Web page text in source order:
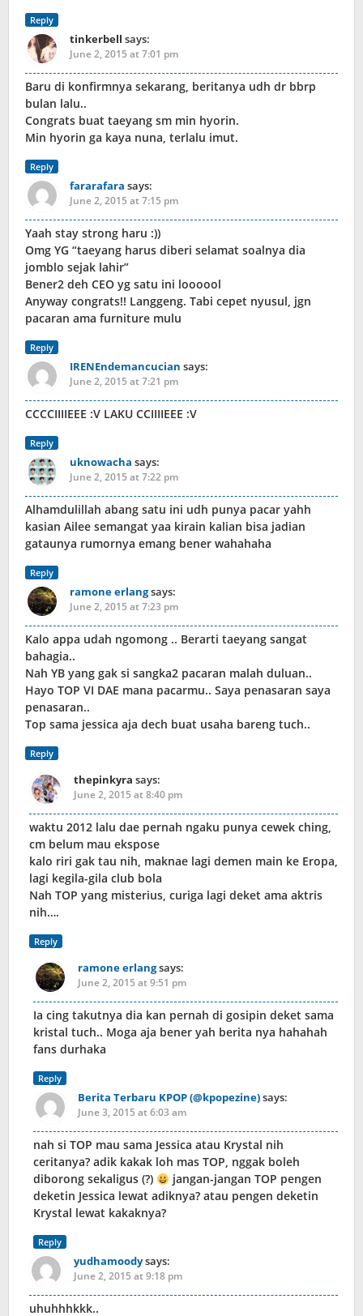
Reply
tinkerbell says:
June 2, 2015 at 7:01 pm
Baru di konfirmnya sekarang, beritanya udh dr bbrp
bulan lalu..
Congrats buat taeyang sm min hyorin.
Min hyorin ga kaya nuna, terlalu imut.
Reply
fararafara says:
June 2, 2015 at 7:15 pm
Yaah stay strong haru :))
Omg YG “taeyang harus diberi selamat soalnya dia
jomblo sejak lahir”
Bener2 deh CEO yg satu ini loooool
Anyway congrats!! Langgeng. Tabi cepet nyusul, jgn
pacaran ama furniture mulu
Reply
IRENEndemancucian says:
June 2, 2015 at 7:21 pm
CCCCIIIIEEE :V LAKU CCIIIIEEE :V
Reply
uknowacha says:
June 2, 2015 at 7:22 pm
Alhamdulillah abang satu ini udh punya pacar yahh
kasian Ailee semangat yaa kirain kalian bisa jadian
gataunya rumornya emang bener wahahaha
Reply
ramone erlangsays:
June 2, 2015 at 7:23 pm
Kalo appa udah ngomong .. Berarti taeyang sangat
bahagia..
Nah YB yang gak si sangka2 pacaran malah duluan..
Hayo TOP VI DAE mana pacarmu.. Saya penasaran saya
penasaran..
Top sama jessica aja dech buat usaha bareng tuch..
Reply
thepinkyra says:
June 2, 2015 at 8:40 pm
waktu 2012 lalu dae pernah ngaku punya cewek ching,
cm belum mau ekspose
kalo riri gak tau nih, maknae lagi demen main ke Eropa,
lagi kegila-gila club bola
Nah TOP yang misterius, curiga lagi deket ama aktris
nih….
Reply
ramone erlangsays:
June 2, 2015 at 9:51 pm
Ia cing takutnya dia kan pernah di gosipin deket sama
kristal tuch.. Moga aja bener yah berita nya hahahah
fans durhaka
Reply
Berita Terbaru KPOP (@kpopezine)says:
June 3, 2015 at 6:03 am
nah si TOP mau sama Jessica atau Krystal nih
ceritanya? adik kakak loh mas TOP, nggak boleh
diborong sekaligus (?)
jangan-jangan TOP pengen
deketin Jessica lewat adiknya? atau pengen deketin
Krystal lewat kakaknya?
Reply
yudhamoodysays:
June 2, 2015 at 9:18 pm
uhuhhhkkk..